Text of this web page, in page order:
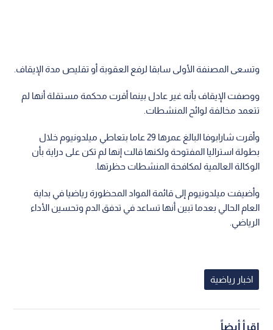
وتسعى المصنفة الأولى سابقا لرفع العقوبة أو تقليص مدة الإيقاف.
ووصفت الإيقاف بأنه غير عادل بينما أقرت محكمة مستقلة أنها لم
تتعمد مخالفة لوائح المنشطات.
وأقرت شارابوفا البالغ عمرها 29 عاما بتعاطي ميلدونيوم خلال
بطولة استراليا المفتوحة ولكنها قالت إنها لم تكن على دراية بأن
الوكالة العالمية لمكافحة المنشطات حظرتها.
وأضيفت ميلدونيوم إلى قائمة المواد المحظورة رياضيا في بداية
العام الحالي بعدما تبين أنها تساعد في تدفق الدم وتحسين الأداء
الرياضي.
اخبار رياضية
اقرأ أيضاً